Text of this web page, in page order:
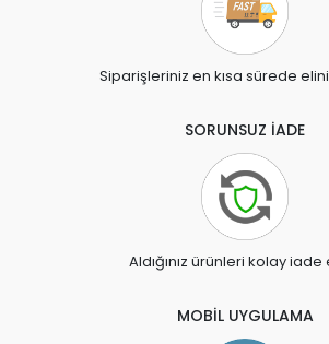
Siparişleriniz en kısa sürede
SORUNSUZ İADE
Aldığınız ürünleri kolay iade
MOBİL UYGULAMA